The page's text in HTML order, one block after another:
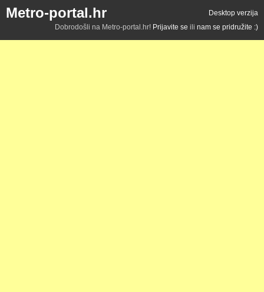
Metro-portal.hr
Desktop verzija
Dobrodošli na Metro-portal.hr! Prijavite se ili nam se pridružite :)